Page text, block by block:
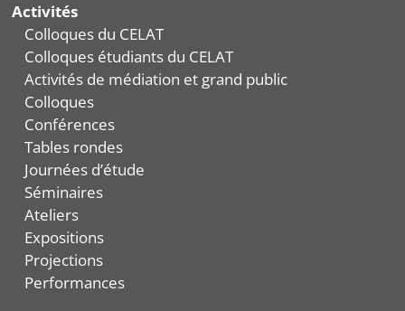
Activités
Colloques du CELAT
Colloques étudiants du CELAT
Activités de médiation et grand public
Colloques
Conférences
Tables rondes
Journées d’étude
Séminaires
Ateliers
Expositions
Projections
Performances